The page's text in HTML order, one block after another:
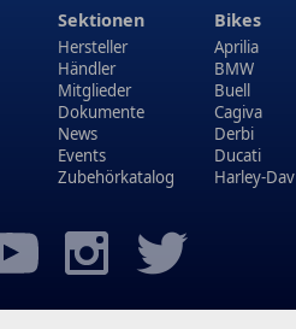
Sektionen
Hersteller
Händler
Mitglieder
Dokumente
News
Events
Zubehörkatalog
Bikes
Aprilia
BMW
Buell
Cagiva
Derbi
Ducati
Harley-